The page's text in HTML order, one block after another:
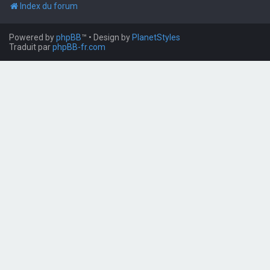
Index du forum
Powered byphpBB™ • Design by PlanetStyles
Traduit parphpBB-fr.com